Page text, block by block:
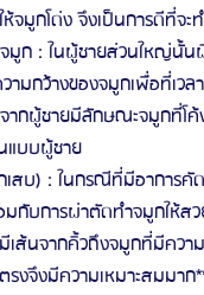
ห้จมูกโด่ง จึงเป็นการดีที่จ
มูก : ในผู้ชายส่วนใหญ่นั้น
ามกว้างของจมูกเพื่อที่เว
ากผู้ชายมีลักษณะจมูกที่โค้
แบบผู้ชาย
สบ) : ในกรณีที่มีอาการ
มกับการผ่าตัดทำจมูกให้ส
เส้นจากคิ้วถึงจมูกที่มีคว
งจึงมีความเหมาะสมมาก